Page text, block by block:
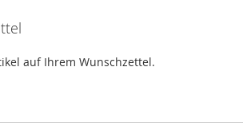
auf Ihrem Wunschzettel.